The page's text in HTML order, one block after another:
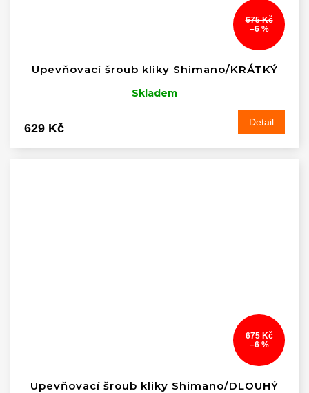
675 Kč
–6 %
Upevňovací šroub kliky Shimano/KRÁTKÝ
Skladem
629 Kč Detail
675 Kč
–6 %
Upevňovací šroub kliky Shimano/DLOUHÝ